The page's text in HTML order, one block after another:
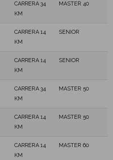
CARRERA 34
KM
MASTER 40
CARRERA 14
KM
SENIOR
CARRERA 14
KM
SENIOR
CARRERA 34
KM
MASTER 50
CARRERA 14
KM
MASTER 50
CARRERA 14
KM
MASTER 60